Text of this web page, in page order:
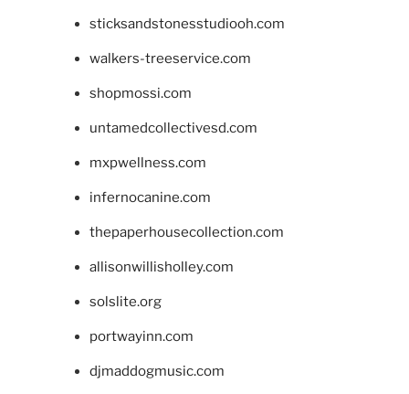
sticksandstonesstudiooh.com
walkers-treeservice.com
shopmossi.com
untamedcollectivesd.com
mxpwellness.com
infernocanine.com
thepaperhousecollection.com
allisonwillisholley.com
solslite.org
portwayinn.com
djmaddogmusic.com